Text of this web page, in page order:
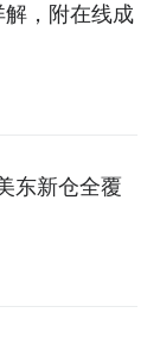
，附在线成
东新仓全覆